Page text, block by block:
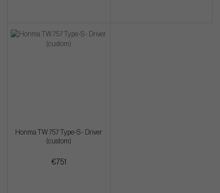
Honma TW 757 Type-S - Driver
(custom)
€751